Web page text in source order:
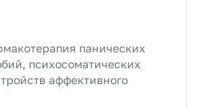
панических
психосоматических
аффективного